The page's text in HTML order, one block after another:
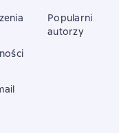
Popularni
autorzy